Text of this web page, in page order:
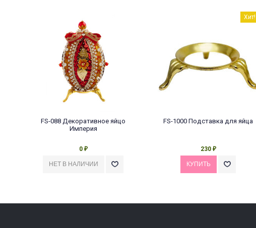
FS-088 Декоративное яйцо
Империя
0 ₽
Хит!
FS-1000 Подставка для яйца
230 ₽